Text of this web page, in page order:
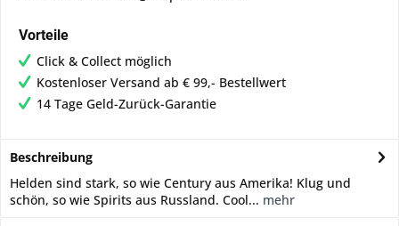
Vorteile
Click & Collect möglich
Kostenloser Versand ab € 99,- Bestellwert
14 Tage Geld-Zurück-Garantie
Beschreibung
Helden sind stark, so wie Century aus Amerika! Klug und
schön, so wie Spirits aus Russland. Cool... mehr